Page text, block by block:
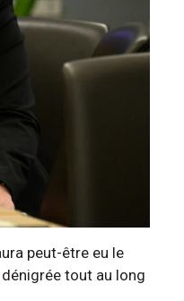
peut-être eu le
tout au long